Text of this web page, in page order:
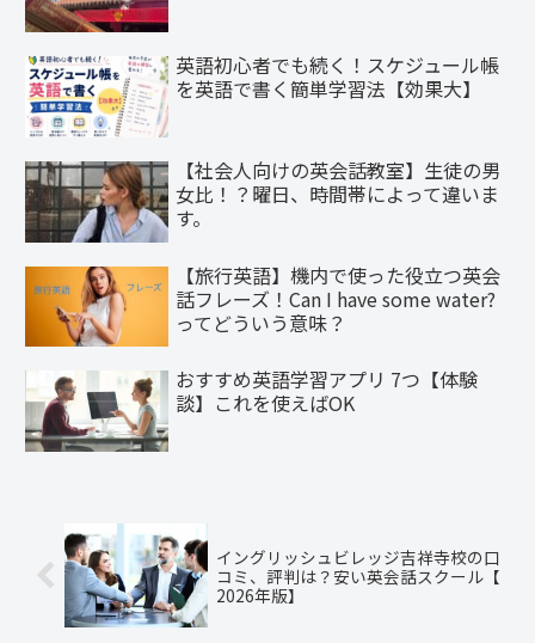
英語初心者でも続く！スケジュール帳
を英語で書く簡単学習法【効果大】
【社会人向けの英会話教室】生徒の男
女比！？曜日、時間帯によって違いま
す。
【旅行英語】機内で使った役立つ英会
話フレーズ！Can I have some water?
ってどういう意味？
おすすめ英語学習アプリ 7つ【体験
談】これを使えばOK
イングリッシュビレッジ吉祥寺校の口
コミ、評判は？安い英会話スクール【
2026年版】